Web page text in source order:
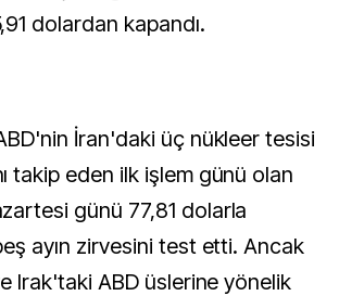
dolardan kapandı.
İran'daki üç nükleer tesisi
takip eden ilk işlem günü olan
günü 77,81 dolarla
ayın zirvesini test etti. Ancak
Irak'taki ABD üslerine yönelik